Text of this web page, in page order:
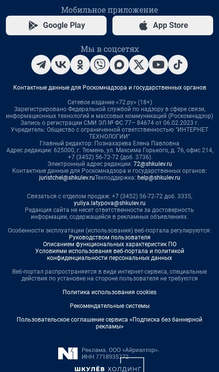
Мобильное приложение
Google Play App Store
Мы в соцсетях
Контактные данные для Роскомнадзора и государственных органов
Сетевое издание «72.ру» (18+)
Зарегистрировано Федеральной службой по надзору в сфере связи,
информационных технологий и массовых коммуникаций (Роскомнадзор)
Запись о регистрации СМИ ЭЛ № ФС 77– 84674 от 06.02.2023 г.
Учредитель: Общество с ограниченной ответственностью "ИНТЕРНЕТ
ТЕХНОЛОГИИ"
Главный редактор: Познахарева Елена Павловна
Адрес редакции: 625000, г. Тюмень, ул. Максима Горького, д. 76, офис 214,
+7 (3452) 56-72-72 (доб. 3736)
Электронный адрес редакции: 72@shkulev.ru
Контактные данные для Роскомнадзора и государственных органов:
juristchel@shkulev.ruТехподдержка: help@shkulev.ru
Связаться с отделом продаж: +7 (3452) 56-72-72 доб. 3335,
yuliya.latypova@shkulev.ru
Редакция сайта не несет ответственности за достоверность
информации, содержащейся в рекламных объявлениях.
Особенности эксплуатации (использования) веб-портала регулируются:
Руководством пользователя
Описанием функциональных характеристик ПО
Условиями использования веб-портала и политикой
конфиденциальности персональных данных
Веб-портал распространяется в виде интернет-сервиса, специальные
действия по установке на стороне пользователя не требуются
Политика использования cookies
Рекомендательные системы
Пользовательское соглашение сервиса «Подписка без баннерной
рекламы»